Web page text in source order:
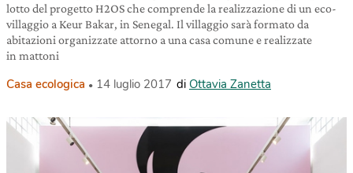
lotto del progetto H2OS che comprende la realizzazione di un eco-
villaggio a Keur Bakar, in Senegal. Il villaggio sarà formato da
abitazioni organizzate attorno a una casa comune e realizzate
in mattoni
Casa ecologica 14 luglio 2017 di Ottavia Zanetta